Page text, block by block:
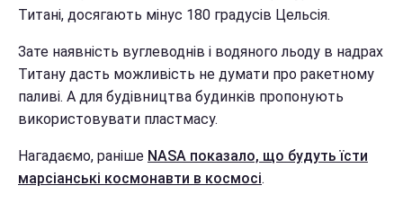
Титані, досягають мінус 180 градусів Цельсія.
Зате наявність вуглеводнів і водяного льоду в надрах
Титану дасть можливість не думати про ракетному
паливі. А для будівництва будинків пропонують
використовувати пластмасу.
Нагадаємо, раніше NASA показало, що будуть їсти
марсіанські космонавти в космосі.